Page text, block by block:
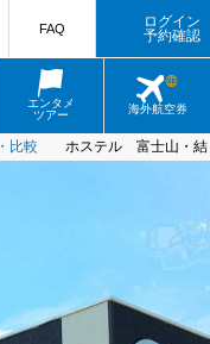
エンタメ
ツアー
海外航空券
FAQ
ログイン
予約確認
比較 ホステル 富士山・結